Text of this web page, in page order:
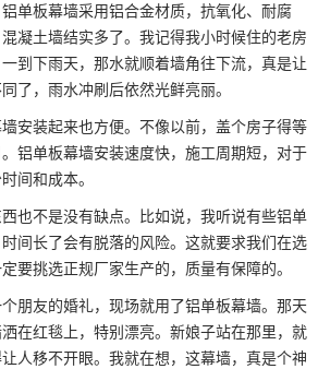
单板幕墙采用铝合金材质，抗氧化、耐腐
凝土墙结实多了。我记得我小时候住的老房
到下雨天，那水就顺着墙角往下流，真是让
了，雨水冲刷后依然光鲜亮丽。
安装起来也方便。不像以前，盖个房子得等
铝单板幕墙安装速度快，施工周期短，对于
间和成本。
也不是没有缺点。比如说，我听说有些铝单
间长了会有脱落的风险。这就要求我们在选
要挑选正规厂家生产的，质量有保障的。
朋友的婚礼，现场就用了铝单板幕墙。那天
在红毯上，特别漂亮。新娘子站在那里，就
人移不开眼。我就在想，这幕墙，真是个神